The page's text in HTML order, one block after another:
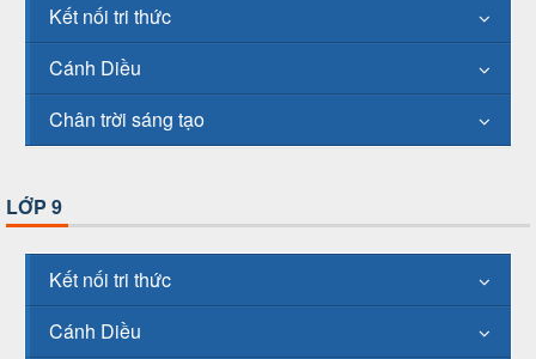
Kết nối tri thức
Cánh Diều
Chân trời sáng tạo
LỚP 9
Kết nối tri thức
Cánh Diều